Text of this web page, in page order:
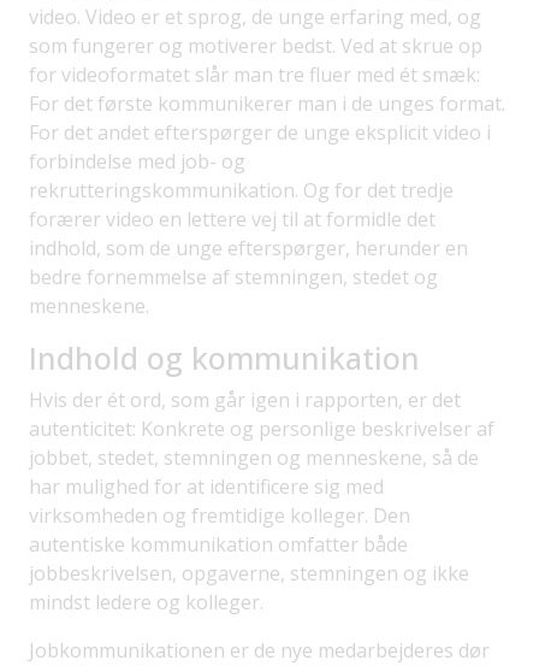
video. Video er et sprog, de unge erfaring med, og
som fungerer og motiverer bedst. Ved at skrue op
for videoformatet slår man tre fluer med ét smæk:
For det første kommunikerer man i de unges format.
For det andet efterspørger de unge eksplicit video i
forbindelse med job- og
rekrutteringskommunikation. Og for det tredje
forærer video en lettere vej til at formidle det
indhold, som de unge efterspørger, herunder en
bedre fornemmelse af stemningen, stedet og
menneskene.
Indhold og kommunikation
Hvis der ét ord, som går igen i rapporten, er det
autenticitet: Konkrete og personlige beskrivelser af
jobbet, stedet, stemningen og menneskene, så de
har mulighed for at identificere sig med
virksomheden og fremtidige kolleger. Den
autentiske kommunikation omfatter både
jobbeskrivelsen, opgaverne, stemningen og ikke
mindst ledere og kolleger.
Jobkommunikationen er de nye medarbejderes dør